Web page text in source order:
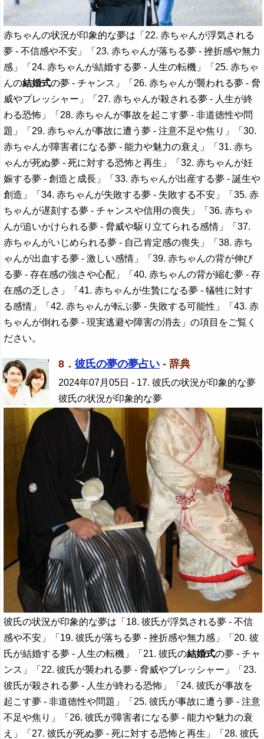
赤ちゃんの状況が印象的な夢は「22. 赤ちゃんが浮気される
夢 - 不信感や不安」「23. 赤ちゃんが落ちる夢 - 挫折感や無力
感」「24. 赤ちゃんが結婚する夢 - 人生の転機」「25. 赤ちゃ
んの結婚式の夢 - チャンス」「26. 赤ちゃんが襲われる夢 - 脅
威やプレッシャー」「27. 赤ちゃんが殺される夢 - 人生が終
わる恐怖」「28. 赤ちゃんが事故を起こす夢 - 非道徳性や問
題」「29. 赤ちゃんが事故に遭う夢 - 注意不足や焦り」「30.
赤ちゃんが障害者になる夢 - 能力や魅力の衰え」「31. 赤ち
ゃんが死ぬ夢 - 死に対する恐怖と再生」「32. 赤ちゃんが妊
娠する夢 - 創造と成長」「33. 赤ちゃんが出産する夢 - 誕生や
創造」「34. 赤ちゃんが失敗する夢 - 失敗する不安」「35. 赤
ちゃんが遅刻する夢 - チャンスや信用の喪失」「36. 赤ちゃ
んが追いかけられる夢 - 脅威や駆り立てられる感情」「37.
赤ちゃんがいじめられる夢 - 自己肯定感の喪失」「38. 赤ち
ゃんが出血する夢 - 激しい感情」「39. 赤ちゃんの背が伸び
る夢 - 存在感の強さや心配」「40. 赤ちゃんの背が縮む夢 - 存
在感の乏しさ」「41. 赤ちゃんが生贄になる夢 - 犠牲に対す
る感情」「42. 赤ちゃんが転ぶ夢 - 失敗する可能性」「43. 赤
ちゃんが倒れる夢 - 現実逃避や障害の消去」の項目をご覧く
ださい。
8． 彼氏の夢の夢占い - 辞典
2024年07月05日 - 17. 彼氏の状況が印象的な夢
彼氏の状況が印象的な夢
彼氏の状況が印象的な夢は「18. 彼氏が浮気される夢 - 不信
感や不安」「19. 彼氏が落ちる夢 - 挫折感や無力感」「20. 彼
氏が結婚する夢 - 人生の転機」「21. 彼氏の結婚式の夢 - チャ
ンス」「22. 彼氏が襲われる夢 - 脅威やプレッシャー」「23.
彼氏が殺される夢 - 人生が終わる恐怖」「24. 彼氏が事故を
起こす夢 - 非道徳性や問題」「25. 彼氏が事故に遭う夢 - 注意
不足や焦り」「26. 彼氏が障害者になる夢 - 能力や魅力の衰
え」「27. 彼氏が死ぬ夢 - 死に対する恐怖と再生」「28. 彼氏